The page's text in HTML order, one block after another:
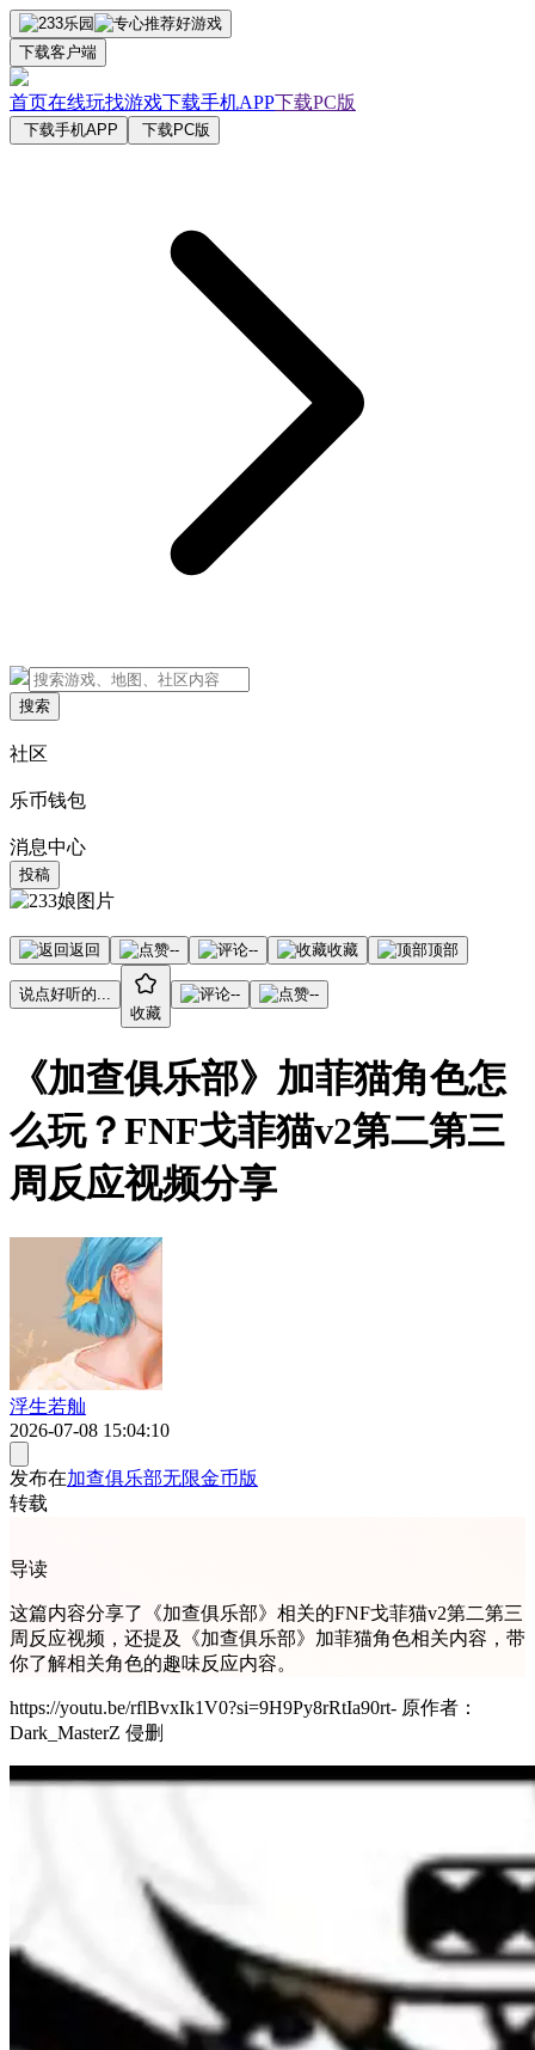
下载客户端
首页在线玩找游戏下载手机APP下载PC版
下载手机APP 下载PC版
搜索
社区
乐币钱包
消息中心
投稿
返回 -- -- 收藏 顶部
说点好听的...
收藏
-- --
《加查俱乐部》加菲猫角色怎
么玩？FNF戈菲猫v2第二第三
周反应视频分享
浮生若舢
2026-07-08 15:04:10
发布在加查俱乐部无限金币版
转载
导读
这篇内容分享了《加查俱乐部》相关的FNF戈菲猫v2第二第三
周反应视频，还提及《加查俱乐部》加菲猫角色相关内容，带
你了解相关角色的趣味反应内容。
https://youtu.be/rflBvxIk1V0?si=9H9Py8rRtIa90rt- 原作者：
Dark_MasterZ 侵删